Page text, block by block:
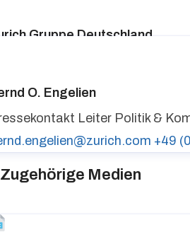
Gruppe Deutschland
O. Engelien
Leiter Politik &
+49
Zugehörige Medien